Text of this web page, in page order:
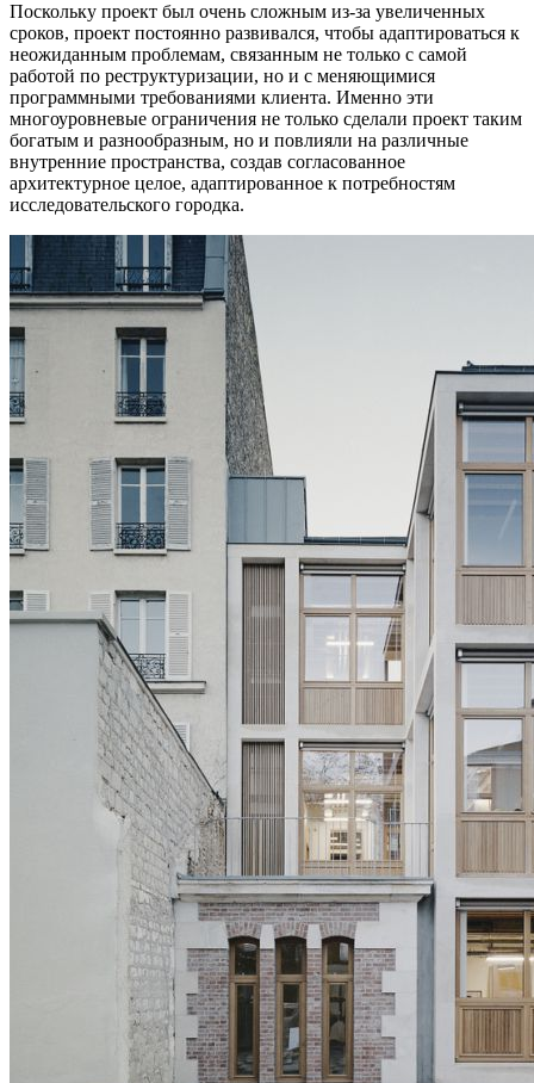
Поскольку проект был очень сложным из-за увеличенных
сроков, проект постоянно развивался, чтобы адаптироваться к
неожиданным проблемам, связанным не только с самой
работой по реструктуризации, но и с меняющимися
программными требованиями клиента. Именно эти
многоуровневые ограничения не только сделали проект таким
богатым и разнообразным, но и повлияли на различные
внутренние пространства, создав согласованное
архитектурное целое, адаптированное к потребностям
исследовательского городка.